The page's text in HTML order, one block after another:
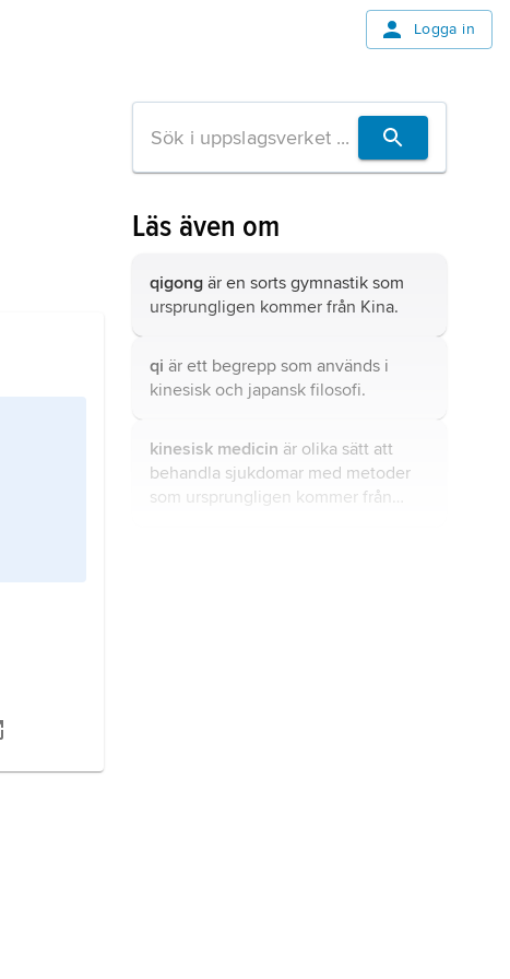
Logga in
Läs även om
qigong är en sorts gymnastik som
ursprungligen kommer från Kina.
qi är ett begrepp som används i
kinesisk och japansk filosofi.
kinesisk medicin är olika sätt att
behandla sjukdomar med metoder
som ursprungligen kommer från